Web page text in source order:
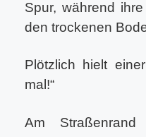
Spur, während
den trockenen
Plötzlich hielt
mal!“
Am